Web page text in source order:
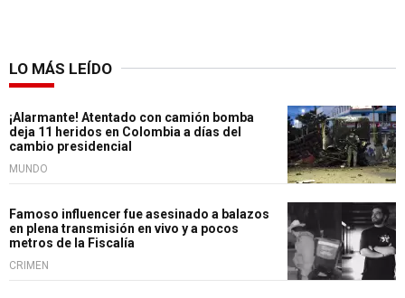
LO MÁS LEÍDO
¡Alarmante! Atentado con camión bomba
deja 11 heridos en Colombia a días del
cambio presidencial
MUNDO
Famoso influencer fue asesinado a balazos
en plena transmisión en vivo y a pocos
metros de la Fiscalía
CRIMEN